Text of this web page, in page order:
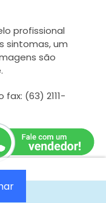
profissional
sintomas, um
são
(63) 2111-
77024054